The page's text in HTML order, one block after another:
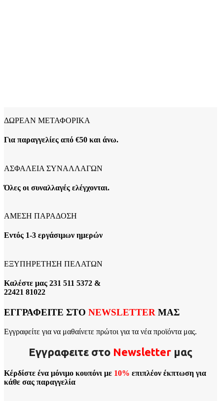
ΔΩΡΕΑΝ ΜΕΤΑΦΟΡΙΚΑ
Για παραγγελίες από €50 και άνω.
ΑΣΦΑΛΕΙΑ ΣΥΝΑΛΛΑΓΩΝ
Όλες οι συναλλαγές ελέγχονται.
ΑΜΕΣΗ ΠΑΡΑΔΟΣΗ
Εντός 1-3 εργάσιμων ημερών
ΕΞΥΠΗΡΕΤΗΣΗ ΠΕΛΑΤΩΝ
Καλέστε μας 231 511 5372 &
22421 81022
ΕΓΓΡΑΦΕΙΤΕ ΣΤΟ NEWSLETTER ΜΑΣ
Εγγραφείτε για να μαθαίνετε πρώτοι για τα νέα προϊόντα μας.
Εγγραφειτε στο Νewsletter μας
Κέρδίστε ένα μόνιμο κουπόνι με 10% επιπλέον έκπτωση για
κάθε σας παραγγελία